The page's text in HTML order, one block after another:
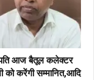
आज बैतूल कलेक्टर
को करेंगी सम्मानित,आदि